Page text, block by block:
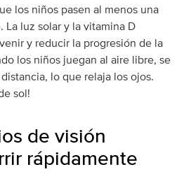
los niños pasen al menos una
La luz solar y la vitamina D
y reducir la progresión de la
los niños juegan al aire libre, se
lo que relaja los ojos.
sol!
de visión
rápidamente